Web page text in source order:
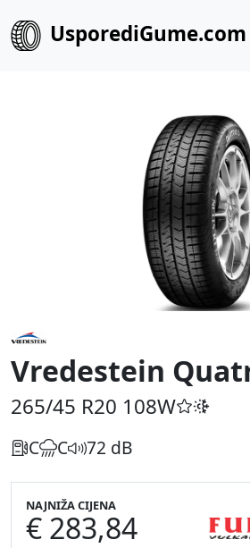
UsporediGume.com
Vredestein
265/45 R20 108W
C C 72 dB
NAJNIŽA CIJENA
€ 283,84